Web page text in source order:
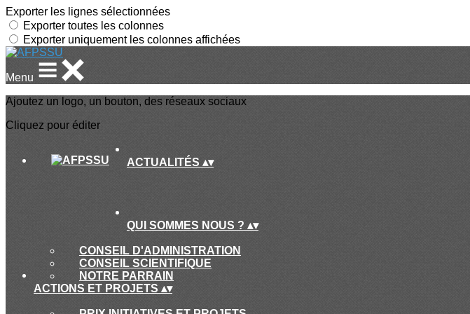
Exporter les lignes sélectionnées
Exporter toutes les colonnes
Exporter uniquement les colonnes affichées
Menu
Ajoutez un logo, un bouton, des réseaux sociaux
Cliquez pour éditer
ACTUALITÉS ▴▾
QUI SOMMES NOUS ? ▴▾
CONSEIL D'ADMINISTRATION
CONSEIL SCIENTIFIQUE
NOTRE PARRAIN
ACTIONS ET PROJETS ▴▾